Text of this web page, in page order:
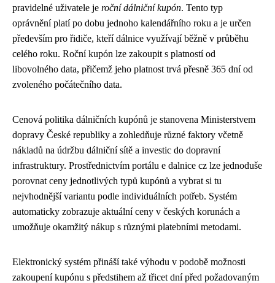
pravidelné uživatele je roční dálniční kupón. Tento typ
oprávnění platí po dobu jednoho kalendářního roku a je určen
především pro řidiče, kteří dálnice využívají běžně v průběhu
celého roku. Roční kupón lze zakoupit s platností od
libovolného data, přičemž jeho platnost trvá přesně 365 dní od
zvoleného počátečního data.
Cenová politika dálničních kupónů je stanovena Ministerstvem
dopravy České republiky a zohledňuje různé faktory včetně
nákladů na údržbu dálniční sítě a investic do dopravní
infrastruktury. Prostřednictvím portálu e dalnice cz lze jednoduše
porovnat ceny jednotlivých typů kupónů a vybrat si tu
nejvhodnější variantu podle individuálních potřeb. Systém
automaticky zobrazuje aktuální ceny v českých korunách a
umožňuje okamžitý nákup s různými platebními metodami.
Elektronický systém přináší také výhodu v podobě možnosti
zakoupení kupónu s předstihem až třicet dní před požadovaným